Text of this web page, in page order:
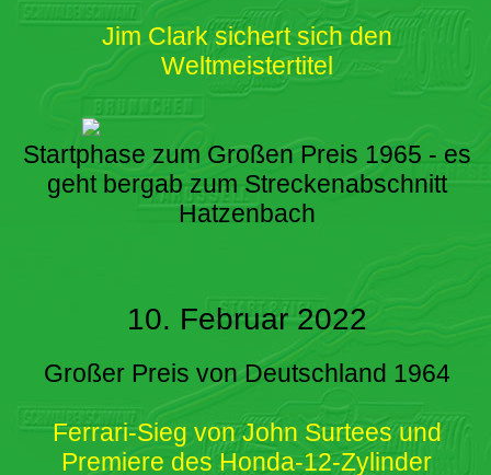
Jim Clark sichert sich den
Weltmeistertitel
Startphase zum Großen Preis 1965 - es
geht bergab zum Streckenabschnitt
Hatzenbach
10. Februar 2022
Großer Preis von Deutschland 1964
Ferrari-Sieg von John Surtees und
Premiere des Honda-12-Zylinder